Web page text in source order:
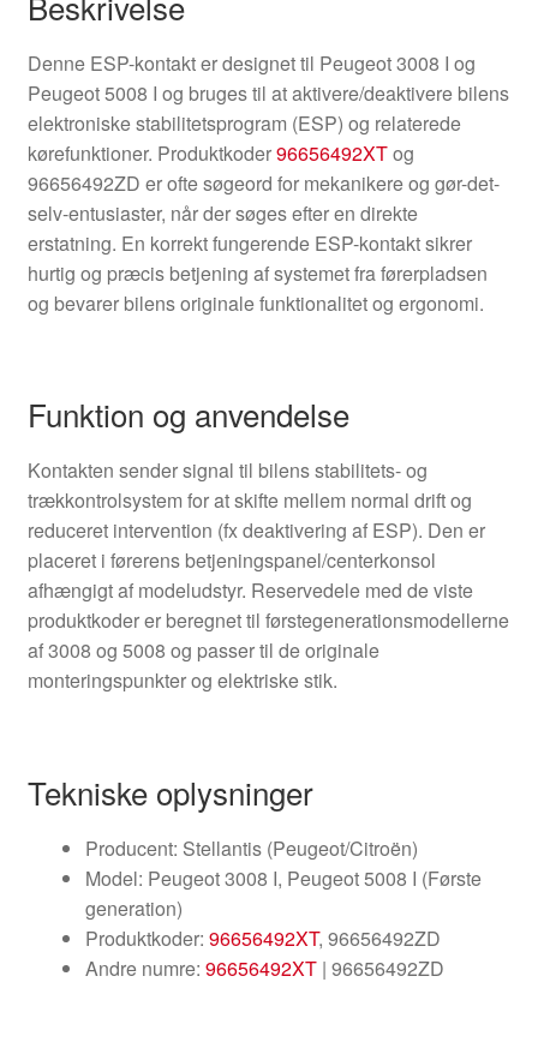
Denne ESP-kontakt er designet til Peugeot 3008 I og
Peugeot 5008 I og bruges til at aktivere/deaktivere bilens
elektroniske stabilitetsprogram (ESP) og relaterede
kørefunktioner. Produktkoder96656492XTog
96656492ZD er ofte søgeord for mekanikere og gør-det-
selv-entusiaster, når der søges efter en direkte
erstatning. En korrekt fungerende ESP-kontakt sikrer
hurtig og præcis betjening af systemet fra førerpladsen
og bevarer bilens originale funktionalitet og ergonomi.
Funktion og anvendelse
Kontakten sender signal til bilens stabilitets- og
trækkontrolsystem for at skifte mellem normal drift og
reduceret intervention (fx deaktivering af ESP). Den er
placeret i førerens betjeningspanel/centerkonsol
afhængigt af modeludstyr. Reservedele med de viste
produktkoder er beregnet til førstegenerationsmodellerne
af 3008 og 5008 og passer til de originale
monteringspunkter og elektriske stik.
Tekniske oplysninger
Producent: Stellantis (Peugeot/Citroën)
Model: Peugeot 3008 I, Peugeot 5008 I (Første
generation)
Produktkoder: 96656492XT, 96656492ZD
Andre numre: 96656492XT| 96656492ZD